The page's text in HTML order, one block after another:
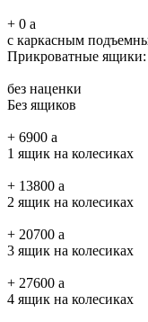
+ 0 a
с каркасным
Прикроватные ящики:
без наценки
Без ящиков
+ 6900 a
1 ящик на колесиках
+ 13800 a
2 ящик на колесиках
+ 20700 a
3 ящик на колесиках
+ 27600 a
4 ящик на колесиках